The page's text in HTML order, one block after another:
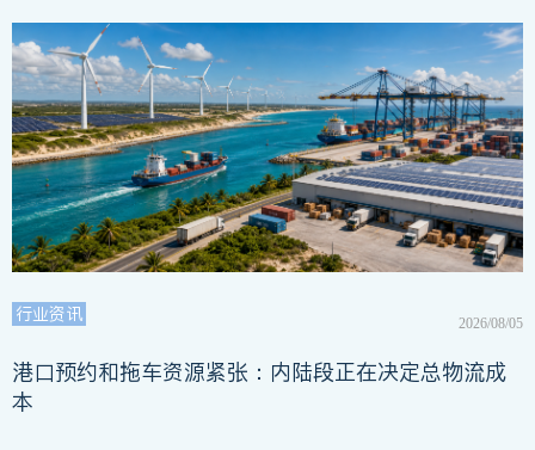
2026/08/05
行业资讯
港口预约和拖车资源紧张：内陆段正在决定总物流成
本